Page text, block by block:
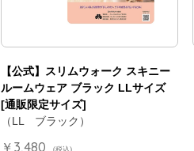
【公式】スリムウォーク スキニー
ルームウェア ブラック LLサイズ
[通販限定サイズ]
（LL ブラック）
￥3,480